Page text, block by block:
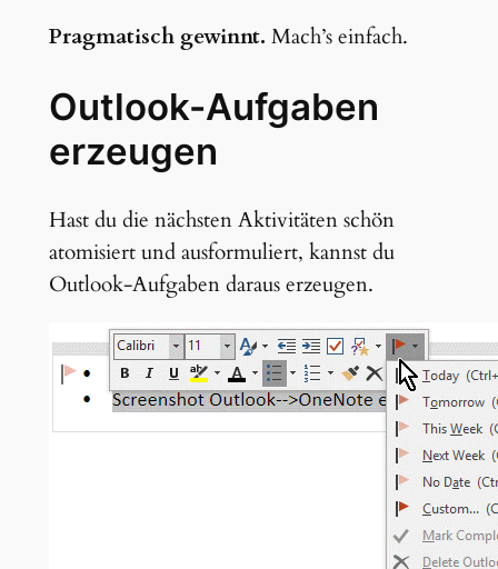
Pragmatisch gewinnt. Mach’s einfach.
Outlook-Aufgaben
erzeugen
Hast du die nächsten Aktivitäten schön
atomisiert und ausformuliert, kannst du
Outlook-Aufgaben daraus erzeugen.